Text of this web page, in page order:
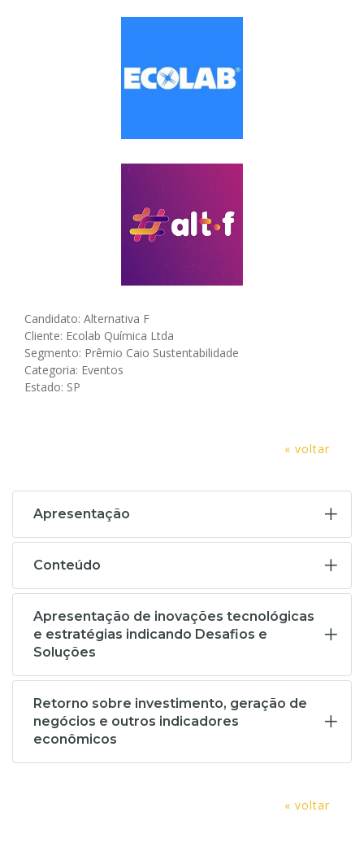
Candidato: Alternativa F
Cliente: Ecolab Química Ltda
Segmento: Prêmio Caio Sustentabilidade
Categoria: Eventos
Estado: SP
« voltar
Apresentação
Conteúdo
Apresentação de inovações tecnológicas
e estratégias indicando Desafios e
Soluções
Retorno sobre investimento, geração de
negócios e outros indicadores
econômicos
« voltar